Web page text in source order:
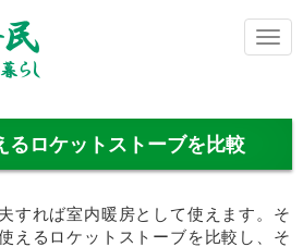
メ
ニ
るロケットストーブを比較
すれば室内暖房として使えます。そ
えるロケットストーブを比較し、そ